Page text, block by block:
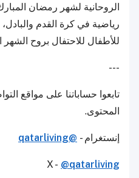
الروحانية لشهر رمضان
رياضية في كرة القدم
للأطفال للاحتفال بروح الشهر
---
تابعوا حساباتنا على مواقع
المحتوى.
إنستغرام - @qatarliving
X - @qatarliving